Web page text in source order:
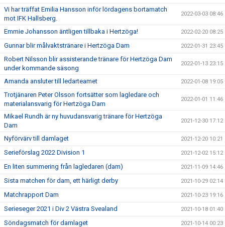
Vi har träffat Emilia Hansson inför lördagens bortamatch
mot IFK Hallsberg.
2022-03-03 08:46
Emmie Johansson äntligen tillbaka i Hertzöga! 2022-02-20 08:25
Gunnar blir målvaktstränare i Hertzöga Dam 2022-01-31 23:45
Robert Nilsson blir assisterande tränare för Hertzöga Dam
under kommande säsong
2022-01-13 23:15
Amanda ansluter till ledarteamet 2022-01-08 19:05
Trotjänaren Peter Olsson fortsätter som lagledare och
materialansvarig för Hertzöga Dam
2022-01-01 11:46
Mikael Rundh är ny huvudansvarig tränare för Hertzöga
Dam
2021-12-30 17:12
Nyförvärv till damlaget 2021-12-20 10:21
Serieförslag 2022 Division 1 2021-12-02 15:12
En liten summering från lagledaren (dam) 2021-11-09 14:46
Sista matchen för dam, ett härligt derby 2021-10-29 02:14
Matchrapport Dam 2021-10-23 19:16
Serieseger 2021 i Div 2 Västra Svealand 2021-10-18 01:40
Söndagsmatch för damlaget 2021-10-14 00:23